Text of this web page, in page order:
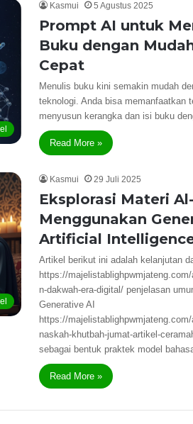
Kasmui 5 Agustus 2025
Prompt AI untuk
Buku dengan
Cepat
Menulis buku kini semakin mudah
teknologi. Anda bisa memanfaatkan
menyusun kerangka dan isi buku
Read More »
Kasmui 29 Juli 2025
Eksplorasi Materi
Menggunakan
Artificial
Artikel berikut ini adalah kelanjutan
https://
n-dakwah-era-digital/ penjelasan
Generative AI
https://
naskah-khutbah-jumat-artikel-
sebagai bentuk praktek model
Read More »